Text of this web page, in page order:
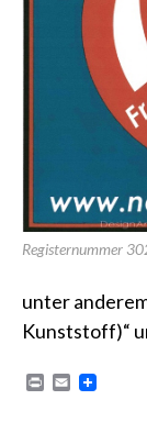
Registernummer
unter
Kunststoff)“
P
E